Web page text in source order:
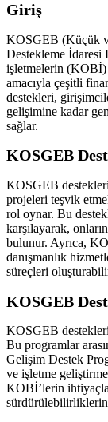
Giriş
KOSGEB (Küçük
Destekleme İdaresi
işletmelerin (KOBİ)
amacıyla çeşitli
destekleri,
gelişimine kadar
sağlar.
KOSGEB
KOSGEB
projeleri teşvik
rol oynar. Bu
karşılayarak,
bulunur. Ayrıca,
danışmanlık
süreçleri
KOSGEB
KOSGEB
Bu programlar
Gelişim Destek
ve işletme
KOBİ’lerin